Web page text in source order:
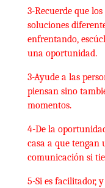
3-Recuerde que
soluciones
enfrentando,
una oportunidad.
3-Ayude a las
piensan sino
momentos.
4-De la
casa a que tengan
comunicación si
5-Si es facilitador,